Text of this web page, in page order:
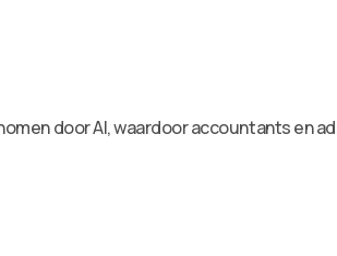
door AI, waardoor accountants en